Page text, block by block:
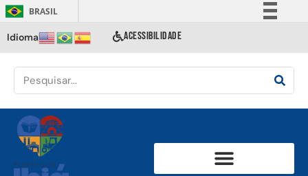
BRASIL
Comunica BR
Acesso à informação
Idioma ACESSIBILIDADE